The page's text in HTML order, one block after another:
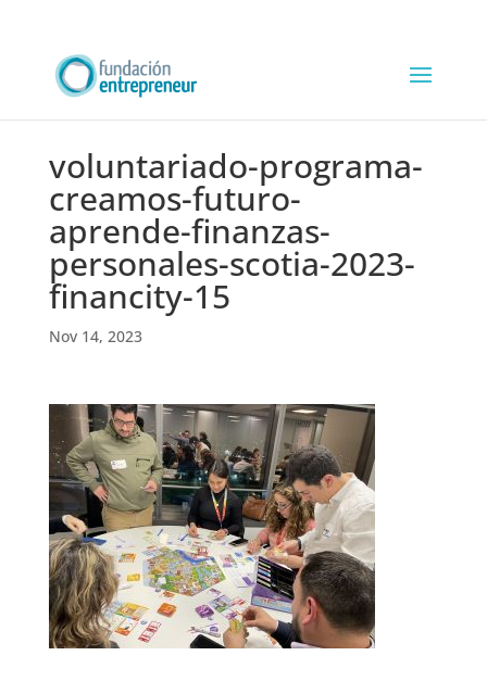
voluntariado-programa-
creamos-futuro-
aprende-finanzas-
personales-scotia-2023-
financity-15
Nov 14, 2023